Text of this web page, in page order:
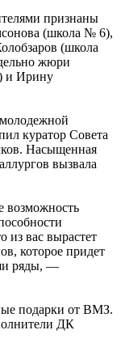
признаны
(школа № 6),
(школа
жюри
и Ирину
куратор Совета
Насыщенная
вызвала
из вас вырастет
которое придет
ряды, —
подарки от ВМЗ.
ДК